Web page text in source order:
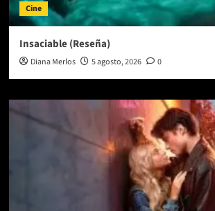
Cine
Insaciable (Reseña)
Diana Merlos 5 agosto, 2026 0